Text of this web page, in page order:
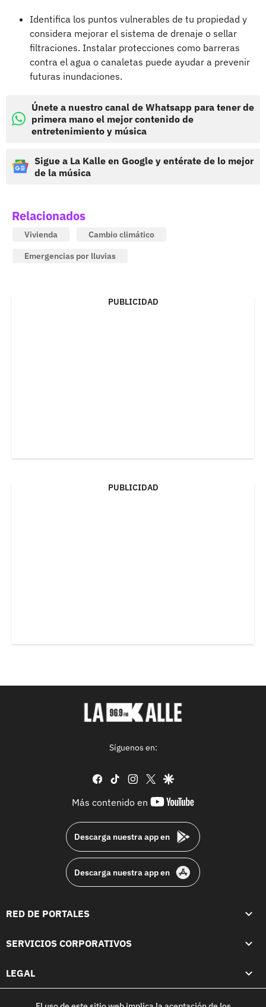
Identifica los puntos vulnerables de tu propiedad y
considera mejorar el sistema de drenaje o sellar
filtraciones. Instalar protecciones como barreras
contra el agua o canaletas puede ayudar a prevenir
futuras inundaciones.
Únete a nuestro canal de Whatsapp para tener de
primera mano el mejor contenido de
entretenimiento y música
Sigue a La Kalle en Google y entérate de lo mejor
de la música
Relacionados
Vivienda
Cambio climático
Emergencias por lluvias
PUBLICIDAD
PUBLICIDAD
Síguenos en:
facebook
tiktok instagram
twittergoogle
Más contenido en
youtube-
Descarga nuestra app en
Descarga nuestra app en
RED DE PORTALES
SERVICIOS CORPORATIVOS
LEGAL